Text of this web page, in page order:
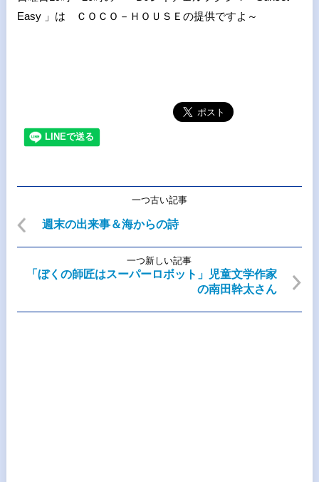
Easy 」は ＣＯＣＯ－ＨＯＵＳＥの提供ですよ～
一つ古い記事
週末の出来事＆海からの詩
一つ新しい記事
「ぼくの師匠はスーパーロボット」児童文学作家
の南田幹太さん